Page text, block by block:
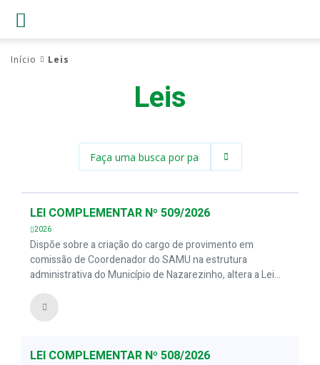
Início Leis
Leis
LEI COMPLEMENTAR Nº 509/2026
2026
Dispõe sobre a criação do cargo de provimento em
comissão de Coordenador do SAMU na estrutura
administrativa do Município de Nazarezinho, altera a Lei
LEI COMPLEMENTAR Nº 508/2026